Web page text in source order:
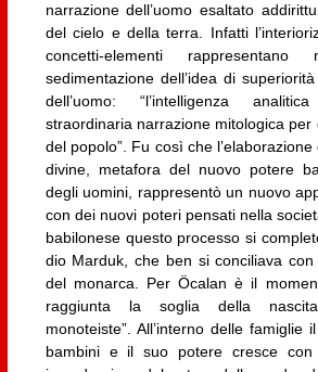
narrazione dell’uomo esaltato
del cielo e della terra. Infatti
concetti-elementi
sedimentazione dell’idea di
dell’uomo: “l’intelligenza
straordinaria narrazione mitologica per
del popolo”. Fu così che
divine, metafora del nuovo potere
degli uomini, rappresentò un nuovo
con dei nuovi poteri pensati nella
babilonese questo processo si
dio Marduk, che ben si conciliava
del monarca. Per Öcalan è il
raggiunta la soglia della
monoteiste”. All’interno delle famiglie
bambini e il suo potere cresce